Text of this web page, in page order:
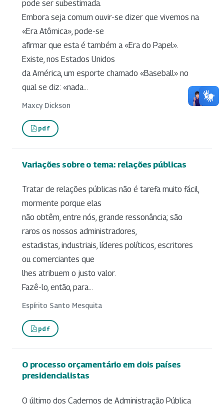
pode ser subestimada.
Embora seja comum ouvir-se dizer que vivemos na
«Era Atômica», pode-se
afirmar que esta é também a «Era do Papel».
Existe, nos Estados Unidos
da América, um esporte chamado «Baseball» no
qual se diz: «nada...
Maxcy Dickson
pdf
Variações sobre o tema: relações públicas
Tratar de relações públicas não é tarefa muito fácil,
mormente porque elas
não obtêm, entre nós, grande ressonância; são
raros os nossos administradores,
estadistas, industriais, líderes políticos, escritores
ou comerciantes que
lhes atribuem o justo valor.
Fazê-lo, então, para...
Espírito Santo Mesquita
pdf
O processo orçamentário em dois países
presidencialistas
O último dos Cadernos de Administração Pública